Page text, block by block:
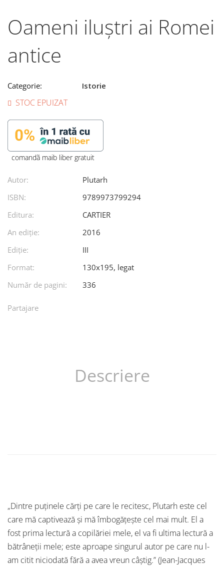
Oameni iluștri ai Romei
antice
Categorie: Istorie
STOC EPUIZAT
comandã maib liber gratuit
Autor:
Plutarh
ISBN:
9789973799294
Editura:
CARTIER
An ediţie:
2016
Ediţie:
III
Format:
130x195, legat
Număr de pagini:
336
Partajare
Descriere
„Dintre puţinele cărţi pe care le recitesc, Plutarh este cel
care mă captivează şi mă îmbogăţeşte cel mai mult. El a
fost prima lectură a copilăriei mele, el va fi ultima lectură a
bătrâneţii mele; este aproape singurul autor pe care nu l-
am citit niciodată fără a avea vreun câştig.” (Jean-Jacques